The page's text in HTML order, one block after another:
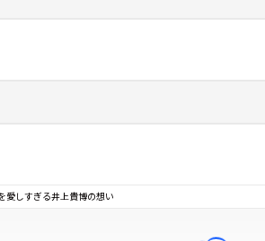
を愛しすぎる井上貴博の想い